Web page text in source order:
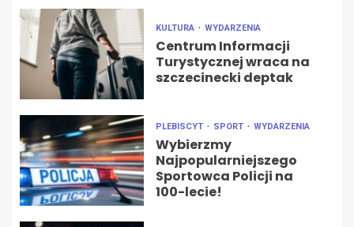
KULTURA WYDARZENIA
Centrum Informacji
Turystycznej wraca na
szczecinecki deptak
PLEBISCYT SPORT WYDARZENIA
Wybierzmy
Najpopularniejszego
Sportowca Policji na
100-lecie!